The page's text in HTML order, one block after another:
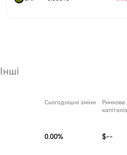
Інші
Сьогоднішні зміни
Ринкова
0.00% $--